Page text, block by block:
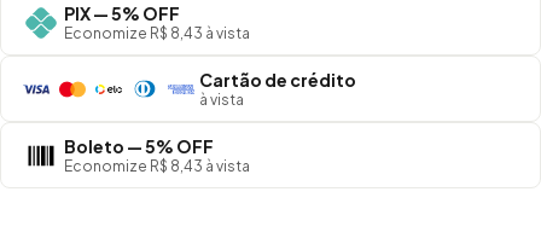
PIX — 5% OFF
Economize R$ 8,43 à vista
Cartão de crédito
à vista
Boleto — 5% OFF
Economize R$ 8,43 à vista